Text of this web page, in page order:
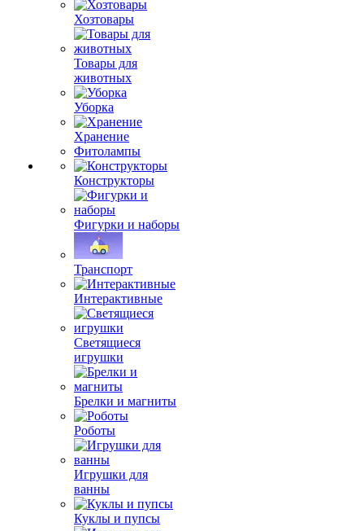
Хозтовары
Товары для
животных
Уборка
Хранение
Фитолампы
Конструкторы
Фигурки и наборы
Транспорт
Интерактивные
Светящиеся
игрушки
Брелки и магниты
Роботы
Игрушки для
ванны
Куклы и пупсы